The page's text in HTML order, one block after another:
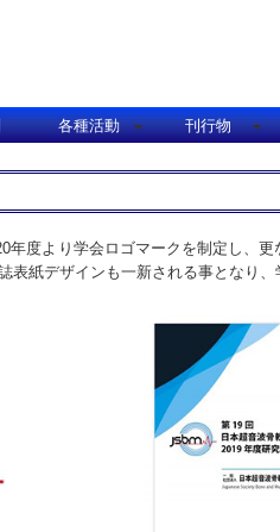
各種活動 刊行物
年度より学会ロゴマークを制定し、
表紙デザインも一新される事となり